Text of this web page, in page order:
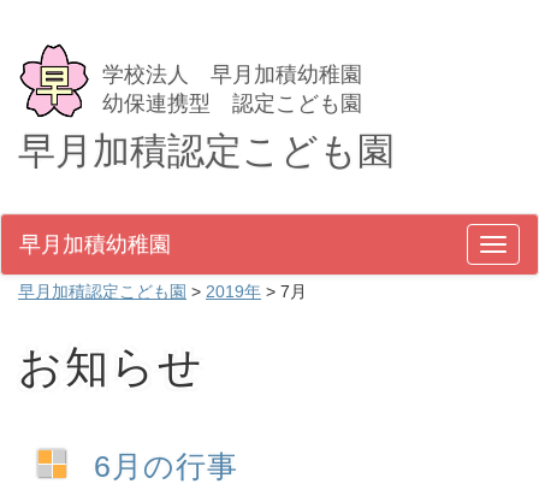
学校法人 早月加積幼稚園
幼保連携型 認定こども園
早月加積認定こども園
メ
ニ
早月加積幼稚園
早月加積認定こども園 > 2019年 > 7月
お知らせ
6月の行事